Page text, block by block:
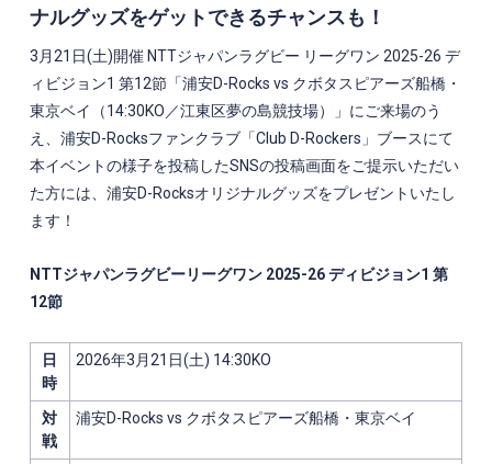
ナルグッズをゲットできるチャンスも！
3 月21日(土)開催 NTTジャパンラグビー リーグワン 2025-26 デ
ィビジョン1 第12節「浦安D-Rocks vs クボタスピアーズ船橋・
東京ベイ（14:30KO／江東区夢の島競技場）」 にご来場のう
え、浦安D-Rocksファンクラブ「Club D-Rockers 」ブースにて
本イベントの様子を投稿したSNSの投稿画面をご提示いただい
た方には、浦安D-Rocksオリジナルグッズをプレゼントいたし
ます！
NTTジャパンラグビーリーグワン 2025-26 ディビジョン1 第
12節
日
時
2026年3月21日(土) 14:30KO
対
戦
浦安D-Rocks vs クボタスピアーズ船橋・東京ベイ